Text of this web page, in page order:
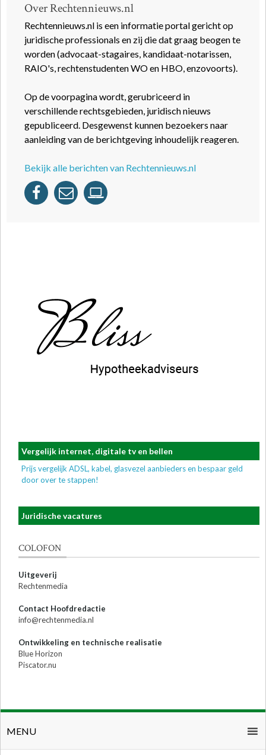
Over Rechtennieuws.nl
Rechtennieuws.nl is een informatie portal gericht op
juridische professionals en zij die dat graag beogen te
worden (advocaat-stagaires, kandidaat-notarissen,
RAIO's, rechtenstudenten WO en HBO, enzovoorts).
Op de voorpagina wordt, gerubriceerd in
verschillende rechtsgebieden, juridisch nieuws
gepubliceerd. Desgewenst kunnen bezoekers naar
aanleiding van de berichtgeving inhoudelijk reageren.
Bekijk alle berichten van Rechtennieuws.nl
Vergelijk internet, digitale tv en bellen
Prijs vergelijk ADSL, kabel, glasvezel aanbieders en bespaar geld
door over te stappen!
Juridische vacatures
COLOFON
Uitgeverij
Rechtenmedia
Contact Hoofdredactie
info@rechtenmedia.nl
Ontwikkeling en technische realisatie
Blue Horizon
Piscator.nu
MENU